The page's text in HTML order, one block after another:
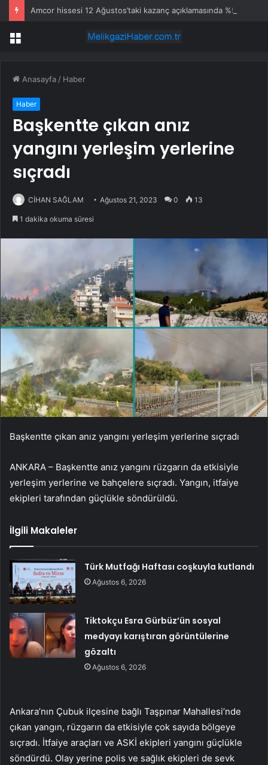
Menü
Anasayfa / Haber
Haber
Başkentte çıkan anız
yangını yerleşim yerlerine
sıçradı
CİHAN SAĞLAM Ağustos 21, 2023 0 13
1 dakika okuma süresi
Başkentte çıkan anız yangını yerleşim yerlerine sıçradı
ANKARA – Başkentte anız yangını rüzgarın da etkisiyle
yerleşim yerlerine ve bahçelere sıçradı. Yangın, itfaiye
ekipleri tarafından güçlükle söndürüldü.
İlgili Makaleler
Türk Mutfağı Haftası coşkuyla kutlandı
Ağustos 6, 2026
Tiktokçu Esra Gürbüz’ün sosyal
medyayı karıştıran görüntülerine
gözaltı
Ağustos 6, 2026
Ankara’nın Çubuk ilçesine bağlı Taşpınar Mahallesi’nde
çıkan yangın, rüzgarın da etkisiyle çok sayıda bölgeye
sıçradı. İtfaiye araçları ve ASKİ ekipleri yangını güçlükle
söndürdü. Olay yerine polis ve sağlık ekipleri de sevk